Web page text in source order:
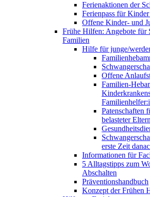
Ferienaktionen der
Ferienpass für
Offene Kinder- und
Frühe Hilfen: Angebote für
Familien
Hilfe für junge/
Offene
Familien-
Patenschaften
belasteter Eltern
erste Zeit
Informationen für
5 Alltagstipps zum
Abschalten
Präventionshandbuch
Konzept der Frühen